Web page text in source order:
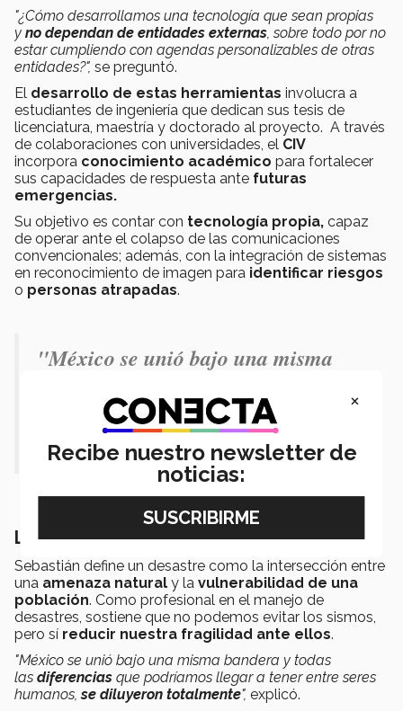
"¿Cómo desarrollamos una tecnología que sean propias
y no dependan de entidades externas, sobre todo por no
estar cumpliendo con agendas personalizables de otras
entidades?", se preguntó.
El desarrollo de estas herramientas involucra a
estudiantes de ingeniería que dedican sus tesis de
licenciatura, maestría y doctorado al proyecto. A través
de colaboraciones con universidades, el CIV
incorpora conocimiento académico para fortalecer
sus capacidades de respuesta ante futuras
emergencias.
Su objetivo es contar con tecnología propia, capaz
de operar ante el colapso de las comunicaciones
convencionales; además, con la integración de sistemas
en reconocimiento de imagen para identificar riesgos
o personas atrapadas.
"México se unió bajo una misma
podríamos llegar a tener entre seres
humanos, se diluyeron totalmente".
La importancia de no olvidar el pasado
Sebastián define un desastre como la intersección entre
una amenaza natural y la vulnerabilidad de una
población. Como profesional en el manejo de
desastres, sostiene que no podemos evitar los sismos,
pero sí reducir nuestra fragilidad ante ellos.
"México se unió bajo una misma bandera y todas
las diferencias que podríamos llegar a tener entre seres
humanos,se diluyeron totalmente", explicó.
×
Recibe nuestro newsletter de
noticias: